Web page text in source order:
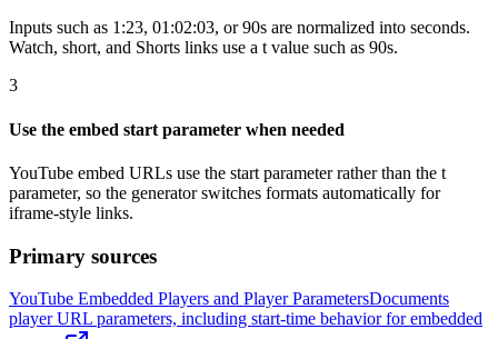
Inputs such as 1:23, 01:02:03, or 90s are normalized into seconds.
Watch, short, and Shorts links use a t value such as 90s.
3
Use the embed start parameter when needed
YouTube embed URLs use the start parameter rather than the t
parameter, so the generator switches formats automatically for
iframe-style links.
Primary sources
YouTube Embedded Players and Player ParametersDocuments
player URL parameters, including start-time behavior for embedded